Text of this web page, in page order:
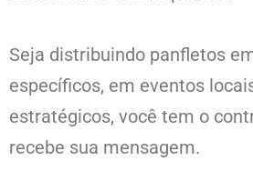
Seja distribuindo panfletos
específicos, em eventos
estratégicos, você tem o
recebe sua mensagem.